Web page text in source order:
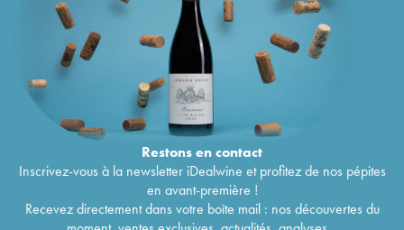
Restons encontact
Inscrivez-vous à la newsletter iDealwine et profitez de nos pépites
en avant-première !
Recevez directement dans votre boîte mail : nos découvertes du